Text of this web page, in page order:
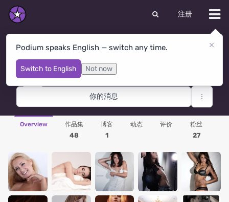
注册
Podium speaks English — switch any time.
Switch to English Not now
andre bazileVSki
St Petersburg· 俄罗斯联邦
你的消息
Overview 作品集
48
博客
1
动态 评价 粉丝
27